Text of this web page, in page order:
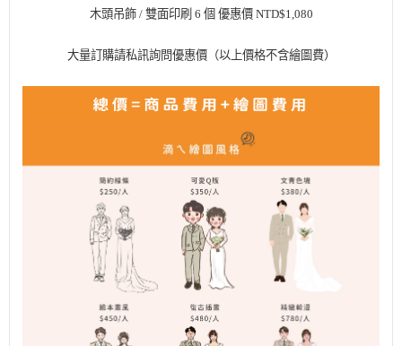
木頭吊飾 / 雙面印刷 6 個 優惠價 NTD$1,080
大量訂購請私訊詢問優惠價（以上價格不含繪圖費）